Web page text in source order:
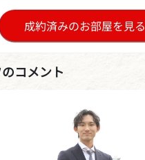
成約済みのお部屋を見る
コメント